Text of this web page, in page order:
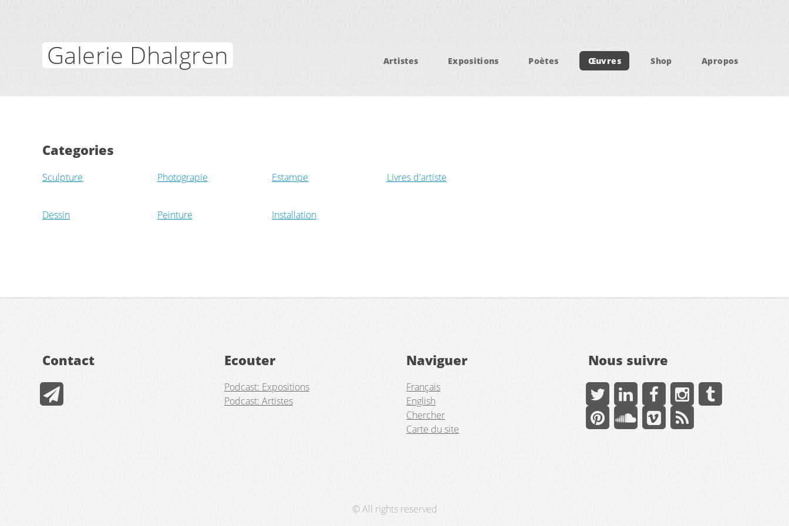
Galerie Dhalgren Artistes Expositions Poètes Œuvres Shop Apropos
Categories
Sculpture Photograpie Estampe Livres d'artiste
Dessin Peinture Installation
Contact Ecouter
Podcast: Expositions
Podcast: Artistes
Naviguer
Français
English
Chercher
Carte du site
Nous suivre
© All rights reserved